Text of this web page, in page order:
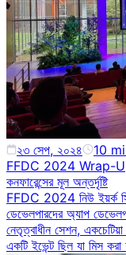
২৩ সেপ, ২০২৪ 10
FFDC 2024 Wrap-
কনফারেন্সের মূল অন্তর্দৃষ্টি
FFDC 2024 নিউ ইয়র্ক
ডেভেলপারদের অ্যাপ
নেতৃত্বাধীন সেশন,
একটি ইভেন্ট ছিল যা মিস করা